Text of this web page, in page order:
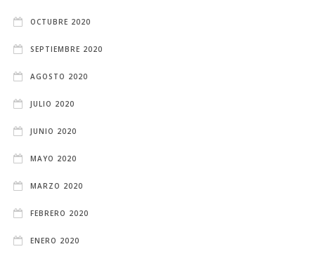
OCTUBRE 2020
SEPTIEMBRE 2020
AGOSTO 2020
JULIO 2020
JUNIO 2020
MAYO 2020
MARZO 2020
FEBRERO 2020
ENERO 2020